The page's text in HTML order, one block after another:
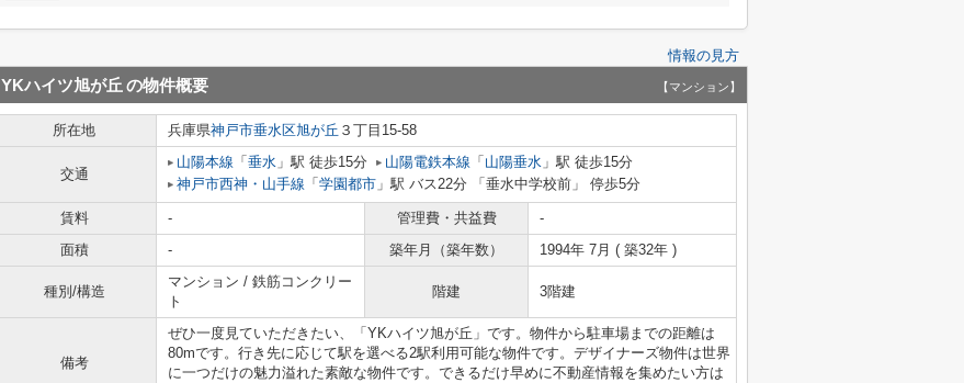
情報の見方
YKハイツ旭が丘 の物件概要 【マンション】
所在地 兵庫県神戸市垂水区旭が丘 ３丁目15-58
交通
山陽本線 「 垂水 」駅 徒歩15分 山陽電鉄本線 「 山陽垂水 」駅 徒歩15分
神戸市西神・山手線 「 学園都市 」駅 バス22分 「垂水中学校前」 停歩5分
賃料 - 管理費・共益費
-
面積
- 築年月（築年数） 1994年 7月 ( 築32年 )
種別/構造
マンション / 鉄筋コンクリー
ト
階建 3階建
備考
ぜひ一度見ていただきたい、「YKハイツ旭が丘」です。物件から駐車場までの距離は
80mです。行き先に応じて駅を選べる2駅利用可能な物件です。デザイナーズ物件は世界
に一つだけの魅力溢れた素敵な物件です。できるだけ早めに不動産情報を集めたい方は